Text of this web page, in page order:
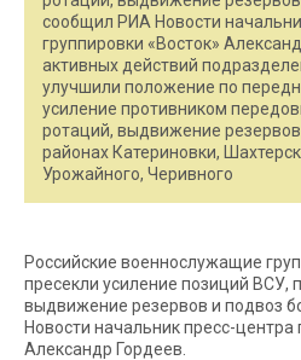
сообщил РИА Новости
группировки «Восток»
активных действий
улучшили положение по
усиление противником
ротаций, выдвижение
районах Катериновки,
Урожайного, Черивного
Российские военнослужащие
пресекли усиление позиций ВСУ,
выдвижение резервов и подвоз
Новости начальник пресс-центра
Александр Гордеев.